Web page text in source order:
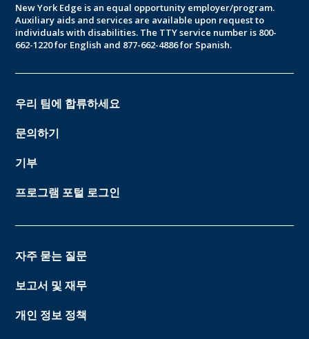
New York Edge is an equal opportunity employer/program.
Auxiliary aids and services are available upon request to
individuals with disabilities. The TTY service number is 800-
662-1220 for English and 877-662-4886 for Spanish.
우리 팀에 합류하세요
문의하기
기부
프로그램 포털 로그인
자주 묻는 질문
보고서 및 재무
개인 정보 정책